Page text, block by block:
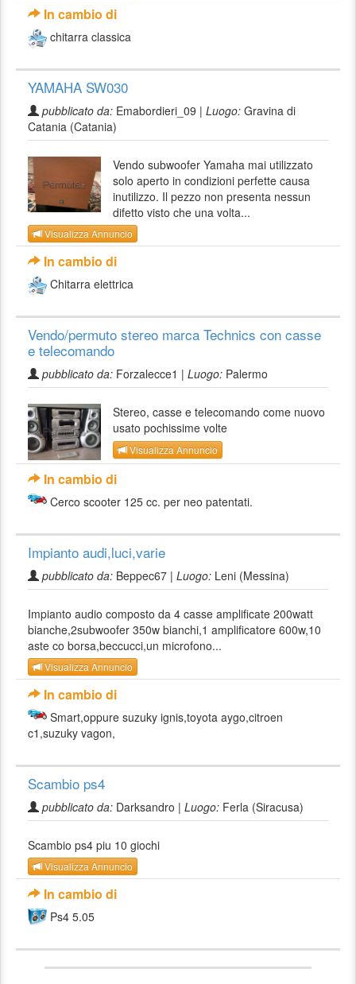
In cambio di
chitarra classica
YAMAHA SW030
pubblicato da: Emabordieri_09 | Luogo: Gravina di
Catania (Catania)
Vendo subwoofer Yamaha mai utilizzato
solo aperto in condizioni perfette causa
inutilizzo. Il pezzo non presenta nessun
difetto visto che una volta...
Visualizza Annuncio
In cambio di
Chitarra elettrica
Vendo/permuto stereo marca Technics con casse
e telecomando
pubblicato da: Forzalecce1 | Luogo: Palermo
Stereo, casse e telecomando come nuovo
usato pochissime volte
Visualizza Annuncio
In cambio di
Cerco scooter 125 cc. per neo patentati.
Impianto audi,luci,varie
pubblicato da: Beppec67 | Luogo: Leni (Messina)
Impianto audio composto da 4 casse amplificate 200watt
bianche,2subwoofer 350w bianchi,1 amplificatore 600w,10
aste co borsa,beccucci,un microfono...
Visualizza Annuncio
In cambio di
Smart,oppure suzuky ignis,toyota aygo,citroen
c1,suzuky vagon,
Scambio ps4
pubblicato da: Darksandro | Luogo: Ferla (Siracusa)
Scambio ps4 piu 10 giochi
Visualizza Annuncio
In cambio di
Ps4 5.05